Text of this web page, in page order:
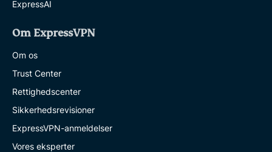
ExpressAI
Om ExpressVPN
Om os
Trust Center
Rettighedscenter
Sikkerhedsrevisioner
ExpressVPN-anmeldelser
Vores eksperter